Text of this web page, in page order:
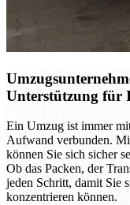
Unterstützung für
Ein Umzug ist immer
Aufwand verbunden.
können Sie sich sicher
Ob das Packen, der
jeden Schritt, damit Sie
konzentrieren können.